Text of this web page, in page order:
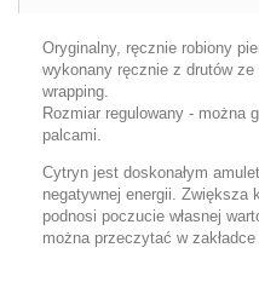
Oryginalny, ręcznie robiony
wykonany ręcznie z drutów
wrapping.
Rozmiar regulowany - można
palcami.
Cytryn jest doskonałym
negatywnej energii. Zwiększa
podnosi poczucie własnej
można przeczytać w zakładce